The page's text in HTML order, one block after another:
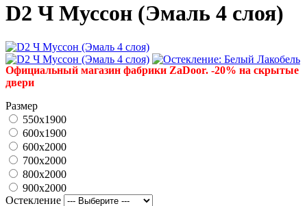
D2 Ч Муссон (Эмаль 4 слоя)
Официальный магазин фабрики ZaDoor. -20% на скрытые
двери
Размер
550x1900
600x1900
600x2000
700x2000
800x2000
900x2000
Остекление